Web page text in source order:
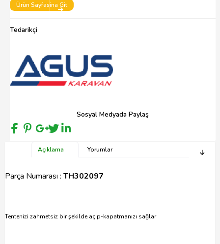
Ürün Sayfasina Git
Tedarikçi
Sosyal Medyada Paylaş
Açıklama Yorumlar
Parça Numarası : TH302097
Tentenizi zahmetsiz bir şekilde açıp-kapatmanızı sağlar